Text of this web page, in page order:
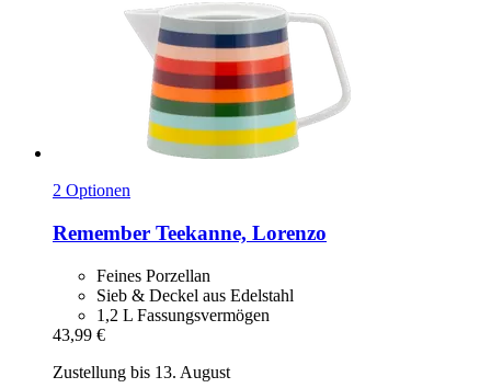
2 Optionen
Remember Teekanne, Lorenzo
Feines Porzellan
Sieb & Deckel aus Edelstahl
1,2 L Fassungsvermögen
43,99 €
Zustellung bis 13. August